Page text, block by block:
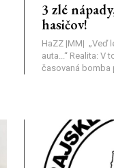
3 zlé
hasičov!
HaZZ |MM| ​„Veď
auta...“ ​Realita: V
časovaná bomba